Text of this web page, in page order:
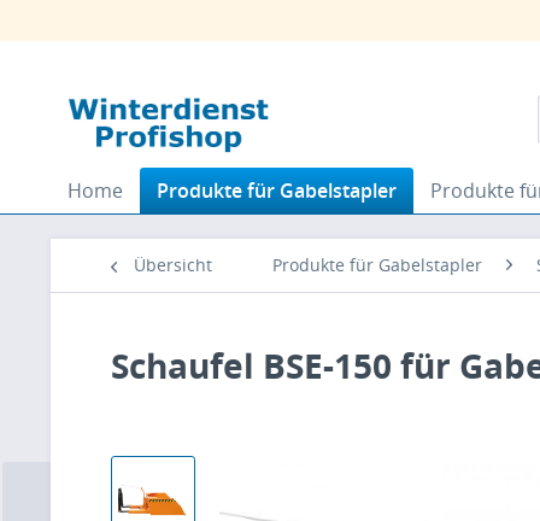
Home Produkte für Gabelstapler Produkte
Übersicht Produkte für Gabelstapler
Schaufel BSE-150 für